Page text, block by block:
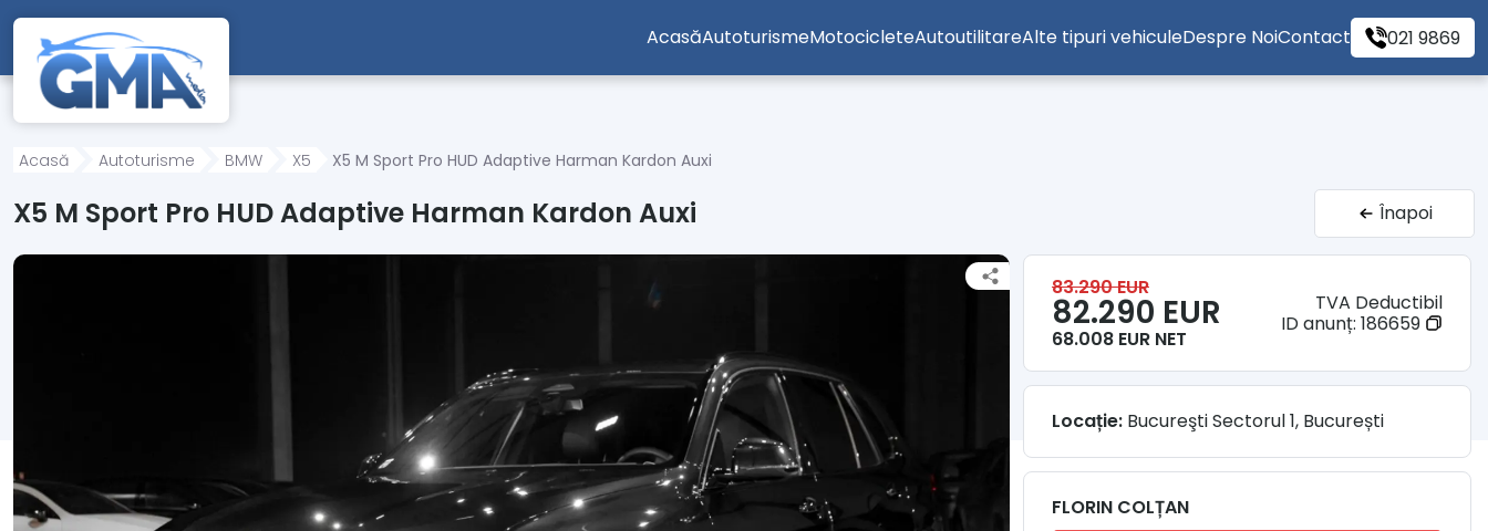
Mergi direct la conținutul principal
AcasăAutoturismeMotocicleteAutoutilitareAlte tipuri vehiculeDespre NoiContact 021 9869
Acasă Autoturisme BMW X5 X5 M Sport Pro HUD Adaptive Harman Kardon Auxi
X5 M Sport Pro HUD Adaptive Harman Kardon Auxi Înapoi
83.290 EUR
82.290 EUR
68.008 EUR NET
TVA Deductibil
ID anunț: 186659
Locație: Bucureşti Sectorul 1, București
FLORIN COLȚAN